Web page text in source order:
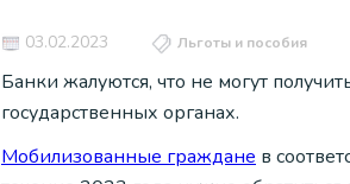
03.02.2023 Льготы и пособия
Банки жалуются, что не могут
государственных органах.
Мобилизованные граждане в